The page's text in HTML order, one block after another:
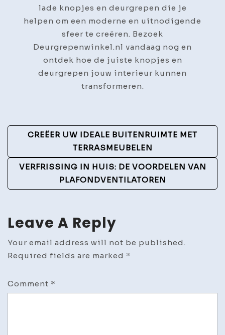
lade knopjes en deurgrepen die je
helpen om een moderne en uitnodigende
sfeer te creëren. Bezoek
Deurgrepenwinkel.nl vandaag nog en
ontdek hoe de juiste knopjes en
deurgrepen jouw interieur kunnen
transformeren.
Post
Navigation
CREËER UW IDEALE BUITENRUIMTE MET
TERRASMEUBELEN
VERFRISSING IN HUIS: DE VOORDELEN VAN
PLAFONDVENTILATOREN
Leave A Reply
Your email address will not be published.
Required fields are marked *
Comment *